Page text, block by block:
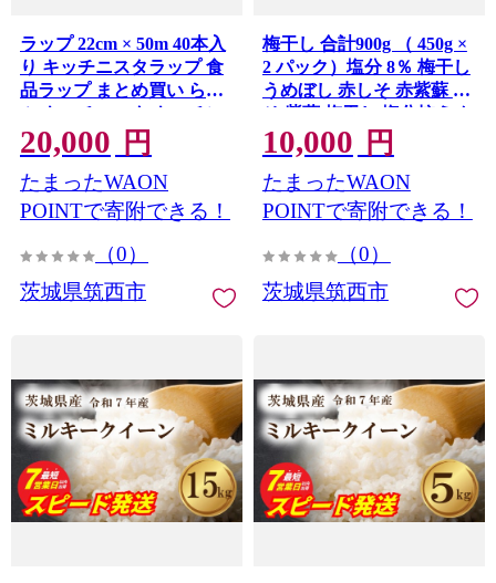
ラップ 22cm × 50m 40本入
り キッチニスタラップ 食
品ラップ まとめ買い らっ
ぷ キッチニスタ キッチン
用品 日用品 食品保存 台所
用品 消耗品 日本製 引っ越
し 挨拶 粗品 ギフト おすす
め 食品 おにぎり お弁当 包
20,000 円
たまったWAON
POINTで寄附できる！
（0）
茨城県筑西市
梅干し 合計900g （ 450g ×
2 パック）塩分 8％ 梅干し
うめぼし 赤しそ 赤紫蘇 し
そ 紫蘇 梅干し 塩分控えめ
国産 梅干し umeboshi おつ
まみ お弁当 朝食 ご飯 料理
梅割り お酒 和食 お取り寄
せ 梅干し 梅干し 健康食品
干し活用 食卓 梅干し 梅干
筑西市 関東
10,000 円
たまったWAON
POINTで寄附できる！
（0）
茨城県筑西市